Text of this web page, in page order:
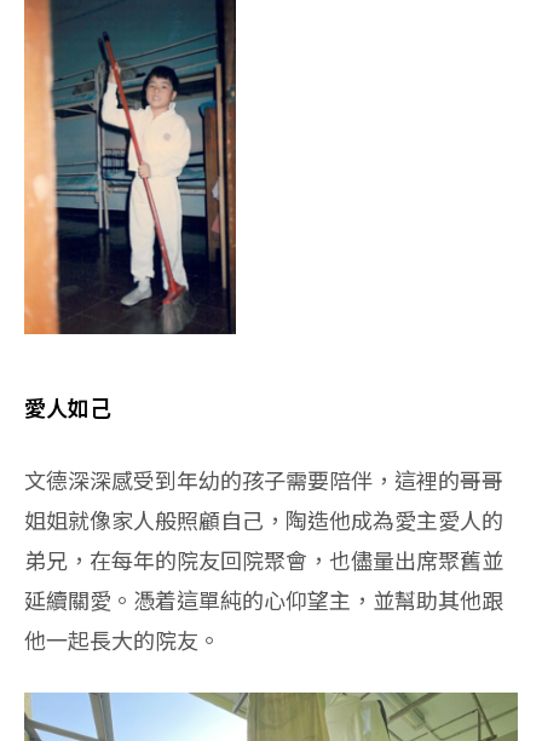
愛人如己
文德深深感受到年幼的孩子需要陪伴，這裡的哥哥
姐姐就像家人般照顧自己，陶造他成為愛主愛人的
弟兄，在每年的院友回院聚會，也儘量出席聚舊並
延續關愛。憑着這單純的心仰望主，並幫助其他跟
他一起長大的院友。